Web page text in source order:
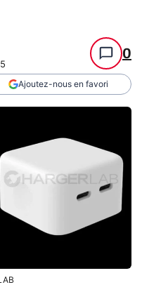
0
Ajoutez-nous en favori